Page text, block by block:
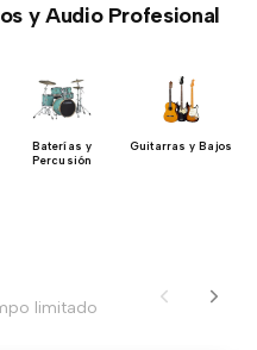
y Audio Profesional
Baterías y
Percusión
Guitarras y Bajos
limitado